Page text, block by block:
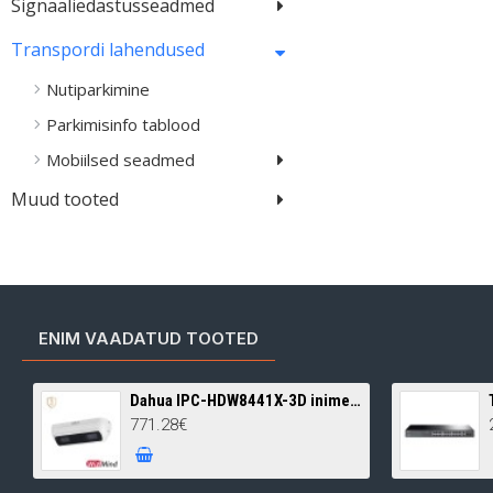
Signaaliedastusseadmed
Transpordi lahendused
Nutiparkimine
Parkimisinfo tablood
Mobiilsed seadmed
Muud tooted
ENIM VAADATUD TOOTED
Dahua IPC-HDW8441X-3D inimeste loendamise kaamera • WizMind 4MP IR20m 2.0mm(122°) audio alarm
771.28€